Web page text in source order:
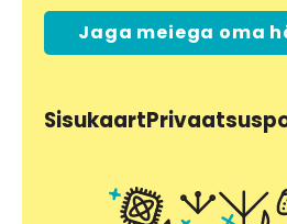
Jaga meiega oma
Sisukaart